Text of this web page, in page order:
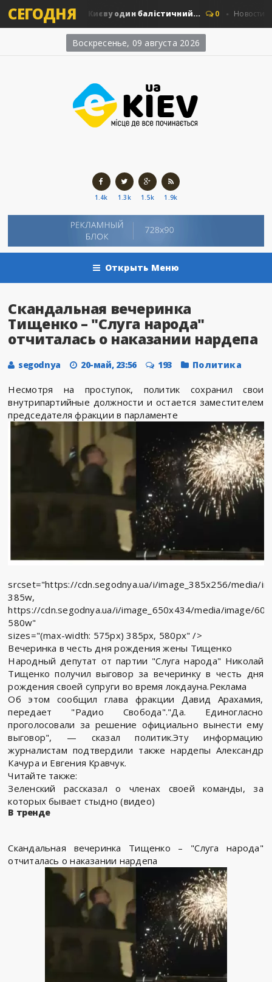
СЕГОДНЯ
скільки коштує Києву один балістичний... 0 Новости Киева
Воскресенье, 09 августа 2026
1.4k 1.3k 1.5k 1.9k
Открыть Меню
Скандальная вечеринка
Тищенко – "Слуга народа"
отчиталась о наказании нардепа
segodnya 20-май, 23:56 193 Политика
Несмотря на проступок, политик сохранил свои
внутрипартийные должности и остается заместителем
председателя фракции в парламенте
srcset="https://cdn.segodnya.ua/i/image_385x256/media/
385w,
https://cdn.segodnya.ua/i/image_650x434/media/image/
580w"
sizes="(max-width: 575px) 385px, 580px" />
Вечеринка в честь дня рождения жены Тищенко
Народный депутат от партии "Слуга народа" Николай
Тищенко получил выговор за вечеринку в честь дня
рождения своей супруги во время локдауна.Реклама
Об этом сообщил глава фракции Давид Арахамия,
передает "Радио Свобода"."Да. Единогласно
проголосовали за решение официально вынести ему
выговор", — сказал политик.Эту информацию
журналистам подтвердили также нардепы Александр
Качура и Евгения Кравчук.
Читайте также:
Зеленский рассказал о членах своей команды, за
которых бывает стыдно (видео)
В тренде
Скандальная вечеринка Тищенко – "Слуга народа"
отчиталась о наказании нардепа